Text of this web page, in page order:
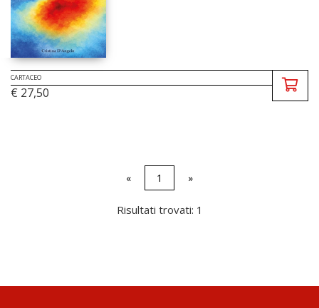
CARTACEO
€ 27,50
« 1 »
Risultati trovati: 1